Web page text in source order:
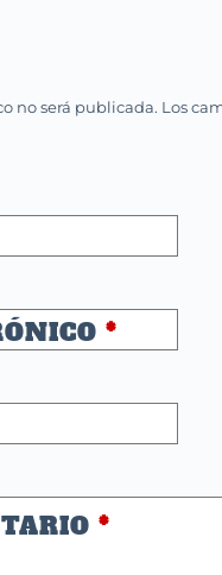
no será publicada. Los
*
*